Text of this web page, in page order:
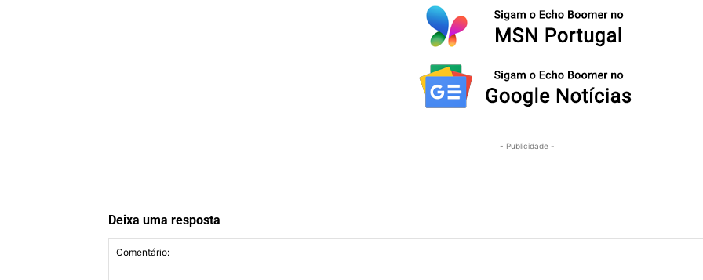
- Publicidade -
Deixa uma resposta